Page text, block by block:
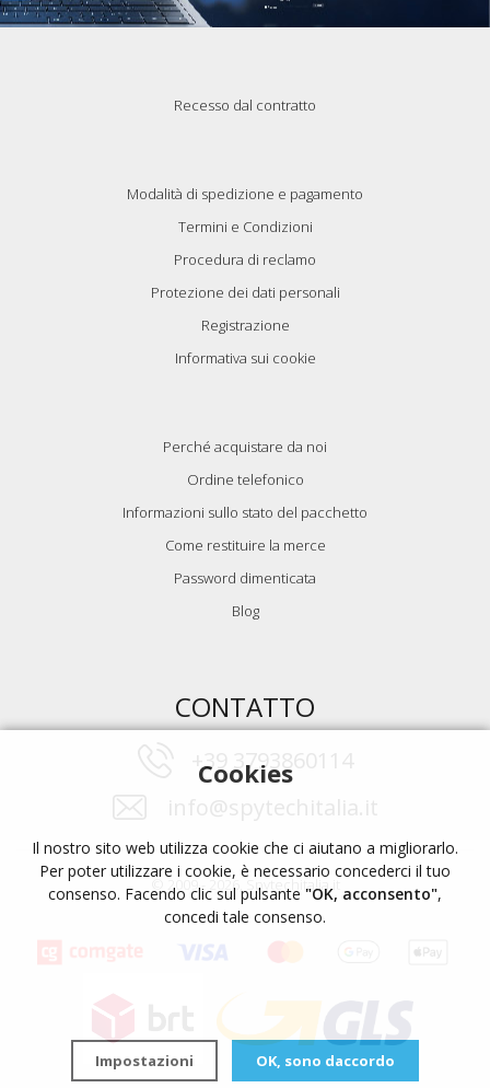
Recesso dal contratto
Modalità di spedizione e pagamento
Termini e Condizioni
Procedura di reclamo
Protezione dei dati personali
Registrazione
Informativa sui cookie
Perché acquistare da noi
Ordine telefonico
Informazioni sullo stato del pacchetto
Come restituire la merce
Password dimenticata
Blog
CONTATTO
+39 3793860114
© 2009 - 2026, Spytechitalia.it
Cookies
Il nostro sito web utilizza cookie che ci aiutano a migliorarlo.
Per poter utilizzare i cookie, è necessario concederci il tuo
consenso. Facendo clic sul pulsante "OK, acconsento",
concedi tale consenso.
Impostazioni OK, sono daccordo